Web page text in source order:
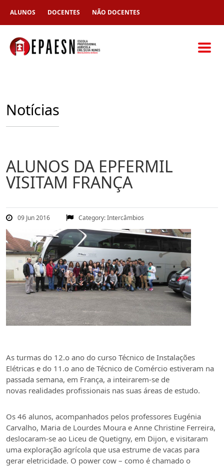
ALUNOS DOCENTES NÃO DOCENTES
Notícias
ALUNOS DA EPFERMIL
VISITAM FRANÇA
09 Jun 2016 Category:Intercâmbios
As turmas do 12.o ano do curso Técnico de Instalações
Elétricas e do 11.o ano de Técnico de Comércio estiveram na
passada semana, em França, a inteirarem-se de
novas realidades profissionais nas suas áreas de estudo.
Os 46 alunos, acompanhados pelos professores Eugénia
Carvalho, Maria de Lourdes Moura e Anne Christine Ferreira,
deslocaram-se ao Liceu de Quetigny, em Dijon, e visitaram
uma exploração agrícola que usa estrume de vacas para
gerar eletricidade. O power cow – como é chamado o